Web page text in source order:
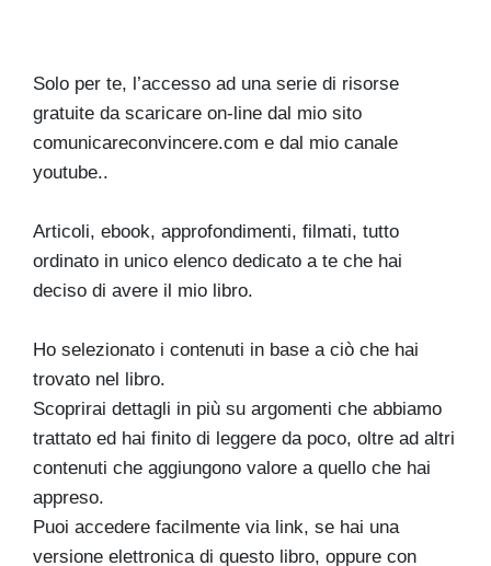
Solo per te, l’accesso ad una serie di risorse
gratuite da scaricare on-line dal mio sito
comunicareconvincere.com e dal mio canale
youtube..
Articoli, ebook, approfondimenti, filmati, tutto
ordinato in unico elenco dedicato a te che hai
deciso di avere il mio libro.
Ho selezionato i contenuti in base a ciò che hai
trovato nel libro.
Scoprirai dettagli in più su argomenti che abbiamo
trattato ed hai finito di leggere da poco, oltre ad altri
contenuti che aggiungono valore a quello che hai
appreso.
Puoi accedere facilmente via link, se hai una
versione elettronica di questo libro, oppure con